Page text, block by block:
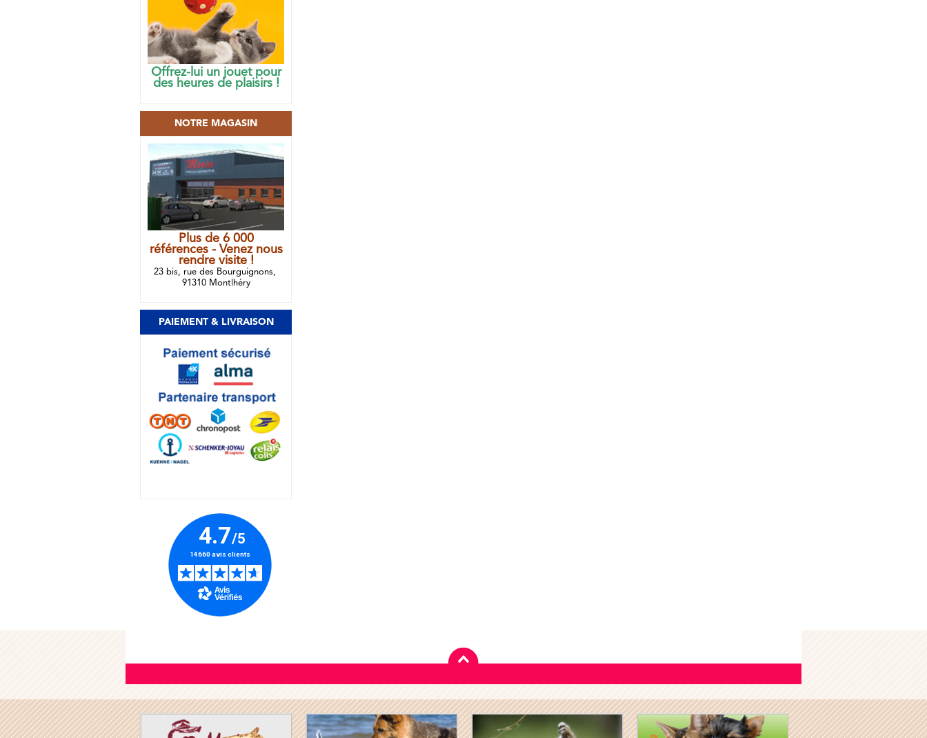
Offrez-lui un jouet pour
des heures de plaisirs !
NOTRE MAGASIN
Plus de 6 000
références - Venez nous
rendre visite !
23 bis, rue des Bourguignons,
91310 Montlhéry
PAIEMENT & LIVRAISON